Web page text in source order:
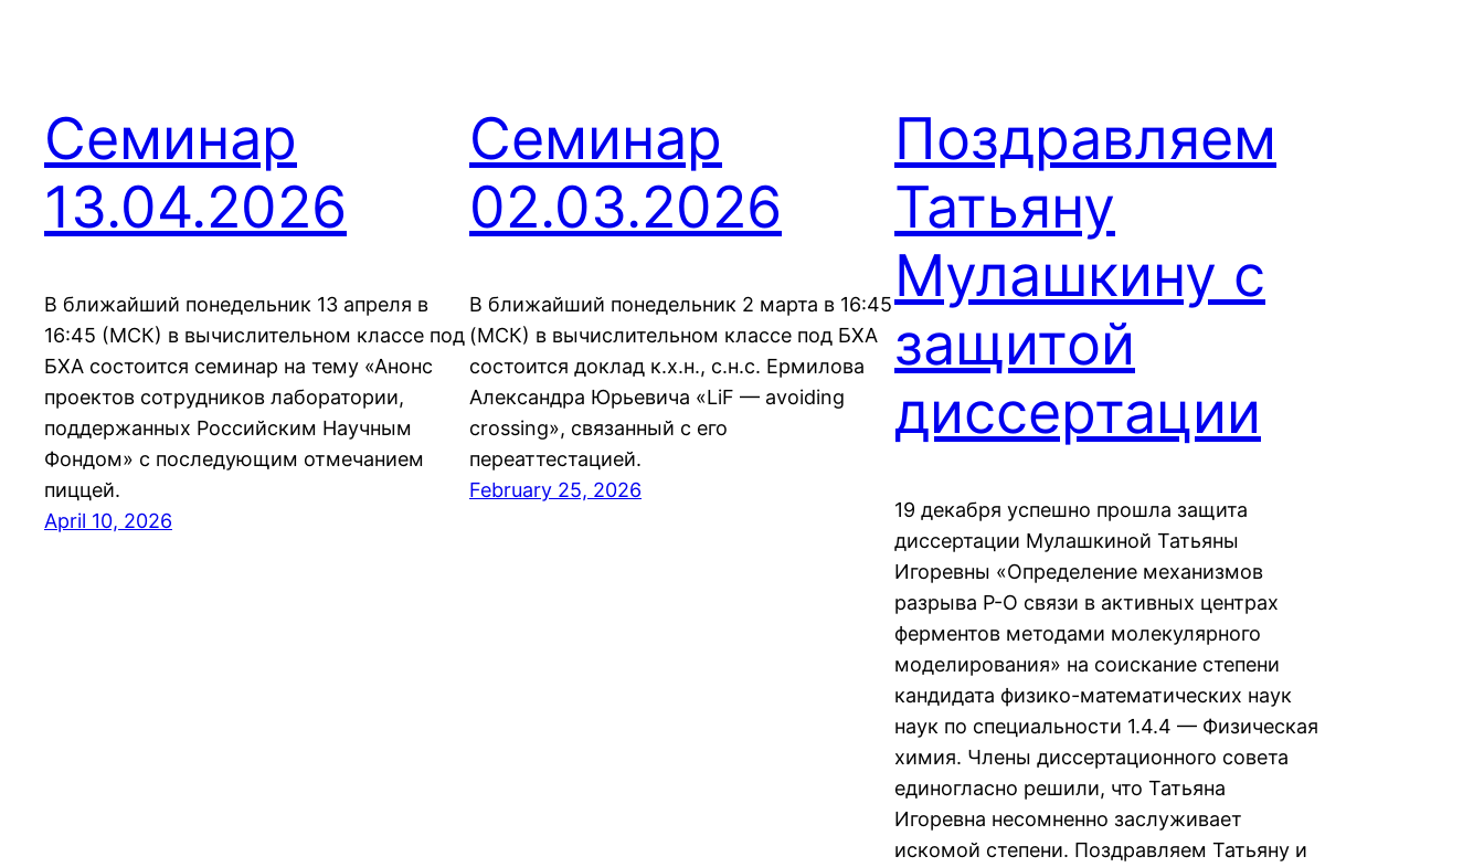
Семинар
13.04.2026
В ближайший понедельник 13 апреля в
16:45 (МСК) в вычислительном классе под
БХА состоится семинар на тему «Анонс
проектов сотрудников лаборатории,
поддержанных Российским Научным
Фондом» с последующим отмечанием
пиццей.
April 10, 2026
Семинар
02.03.2026
В ближайший понедельник 2 марта в 16:45
(МСК) в вычислительном классе под БХА
состоится доклад к.х.н., с.н.с. Ермилова
Александра Юрьевича «LiF — avoiding
crossing», связанный с его
переаттестацией.
February 25, 2026
Поздравляем
Татьяну
Мулашкину с
защитой
диссертации
19 декабря успешно прошла защита
диссертации Мулашкиной Татьяны
Игоревны «Определение механизмов
разрыва P-O связи в активных центрах
ферментов методами молекулярного
моделирования» на соискание степени
кандидата физико-математических наук
наук по специальности 1.4.4 — Физическая
химия. Члены диссертационного совета
единогласно решили, что Татьяна
Игоревна несомненно заслуживает
искомой степени. Поздравляем Татьяну и